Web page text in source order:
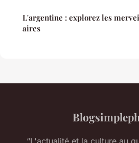
L'argentine : explorez les
aires
“L'actualité et la culture au